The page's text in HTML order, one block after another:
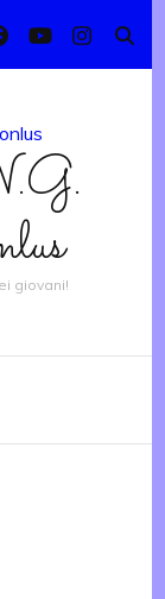
giovani!